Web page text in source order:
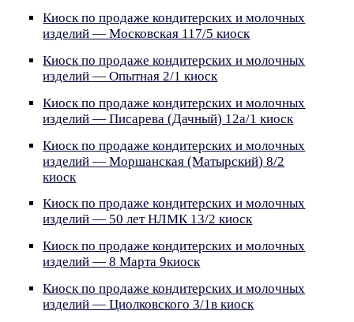
Киоск по продаже кондитерских и молочных
изделий — Московская 117/5 киоск
Киоск по продаже кондитерских и молочных
изделий — Опытная 2/1 киоск
Киоск по продаже кондитерских и молочных
изделий — Писарева (Дачный) 12а/1 киоск
Киоск по продаже кондитерских и молочных
изделий — Моршанская (Матырский) 8/2
киоск
Киоск по продаже кондитерских и молочных
изделий — 50 лет НЛМК 13/2 киоск
Киоск по продаже кондитерских и молочных
изделий — 8 Марта 9киоск
Киоск по продаже кондитерских и молочных
изделий — Циолковского 3/1в киоск